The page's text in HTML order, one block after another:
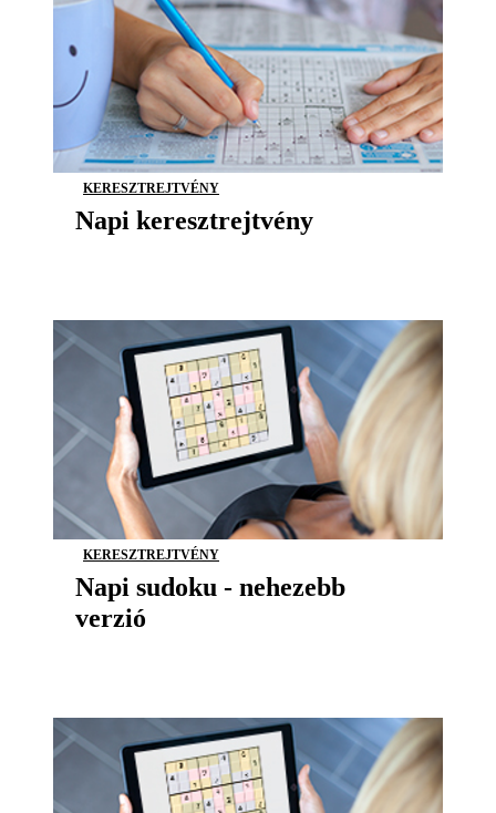
KERESZTREJTVÉNY
Napi keresztrejtvény
KERESZTREJTVÉNY
Napi sudoku - nehezebb
verzió